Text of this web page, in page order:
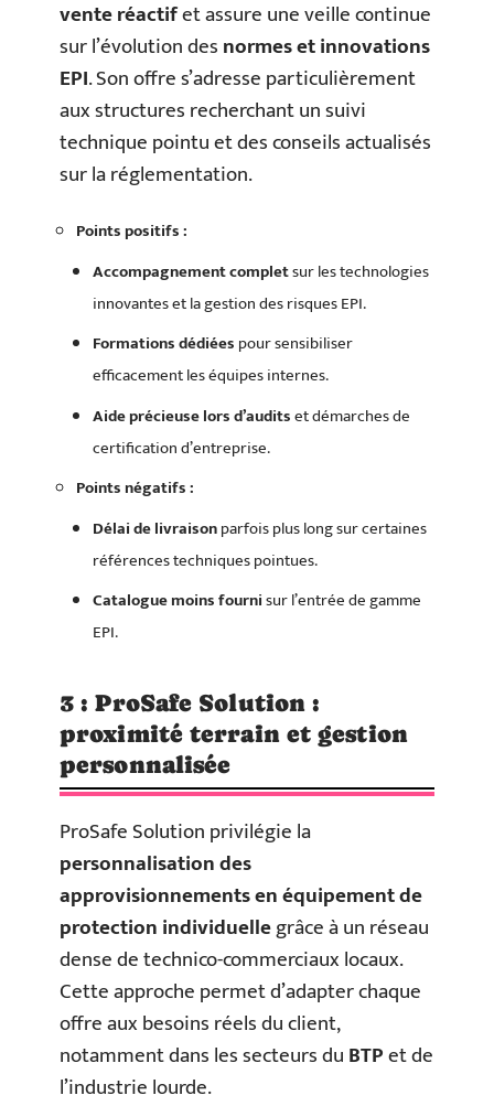
vente réactifet assure une veille continue
sur l’évolution desnormes et innovations
EPI. Son offre s’adresse particulièrement
aux structures recherchant un suivi
technique pointu et des conseils actualisés
sur la réglementation.
Points positifs :
Accompagnement completsur les technologies
innovantes et la gestion des risques EPI.
Formations dédiées pour sensibiliser
efficacement les équipes internes.
Aide précieuse lors d’auditset démarches de
certification d’entreprise.
Points négatifs :
Délai de livraisonparfois plus long sur certaines
références techniques pointues.
Catalogue moins fournisur l’entrée de gamme
EPI.
3 : ProSafe Solution :
proximité terrain et gestion
personnalisée
ProSafe Solution privilégie la
personnalisation des
approvisionnements en équipement de
protection individuellegrâce à un réseau
dense de technico-commerciaux locaux.
Cette approche permet d’adapter chaque
offre aux besoins réels du client,
notamment dans les secteurs duBTPet de
l’industrie lourde.